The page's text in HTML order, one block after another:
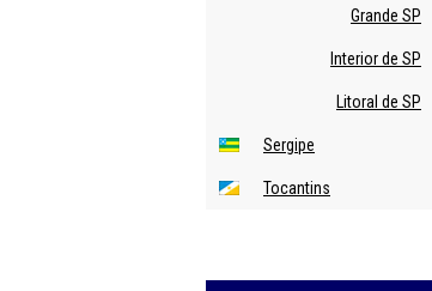
Grande SP
Interior de SP
Litoral de SP
Sergipe
Tocantins